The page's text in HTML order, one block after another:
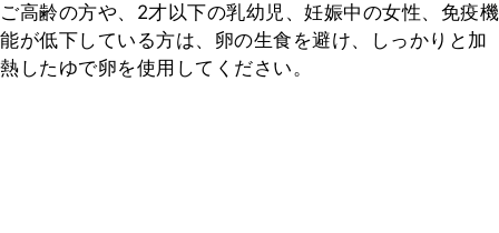
ご高齢の方や、2才以下の乳幼児、妊娠中の女性、免疫機
能が低下している方は、卵の生食を避け、しっかりと加
熱したゆで卵を使用してください。